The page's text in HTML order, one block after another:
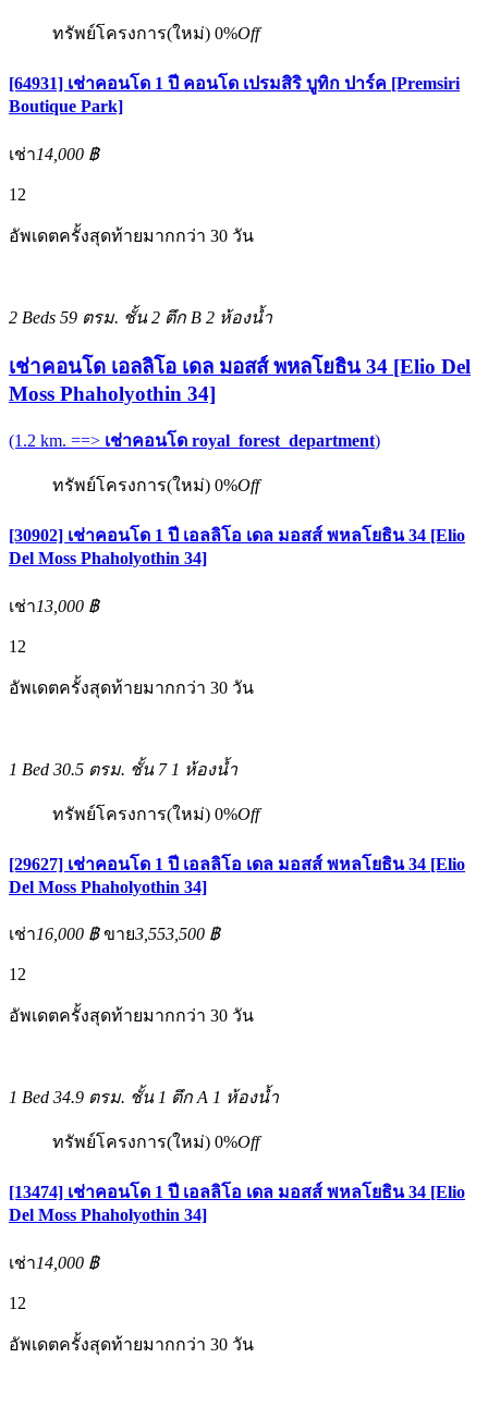
ทรัพย์โครงการ(ใหม่) 0%Off
[64931] เช่าคอนโด 1 ปี คอนโด เปรมสิริ บูทิก ปาร์ค [Premsiri
Boutique Park]
เช่า14,000 ฿
12
อัพเดตครั้งสุดท้ายมากกว่า 30 วัน
2 Beds 59 ตรม. ชั้น 2 ตึก B 2 ห้องน้ำ
เช่าคอนโด เอลลิโอ เดล มอสส์ พหลโยธิน 34 [Elio Del
Moss Phaholyothin 34]
(1.2 km. ==> เช่าคอนโด royal_forest_department)
ทรัพย์โครงการ(ใหม่) 0%Off
[30902] เช่าคอนโด 1 ปี เอลลิโอ เดล มอสส์ พหลโยธิน 34 [Elio
Del Moss Phaholyothin 34]
เช่า13,000 ฿
12
อัพเดตครั้งสุดท้ายมากกว่า 30 วัน
1 Bed 30.5 ตรม. ชั้น 7 1 ห้องน้ำ
ทรัพย์โครงการ(ใหม่) 0%Off
[29627] เช่าคอนโด 1 ปี เอลลิโอ เดล มอสส์ พหลโยธิน 34 [Elio
Del Moss Phaholyothin 34]
เช่า16,000 ฿ ขาย3,553,500 ฿
12
อัพเดตครั้งสุดท้ายมากกว่า 30 วัน
1 Bed 34.9 ตรม. ชั้น 1 ตึก A 1 ห้องน้ำ
ทรัพย์โครงการ(ใหม่) 0%Off
[13474] เช่าคอนโด 1 ปี เอลลิโอ เดล มอสส์ พหลโยธิน 34 [Elio
Del Moss Phaholyothin 34]
เช่า14,000 ฿
12
อัพเดตครั้งสุดท้ายมากกว่า 30 วัน